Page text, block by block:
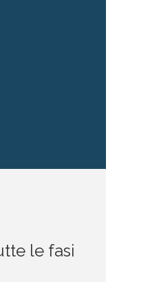
le fasi